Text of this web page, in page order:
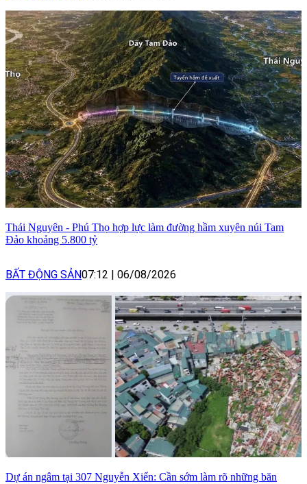
Thái Nguyên - Phú Thọ hợp lực làm đường hầm xuyên núi Tam
Đảo khoảng 5.800 tỷ
BẤT ĐỘNG SẢN07:12 | 06/08/2026
Dự án ngâm tại 307 Nguyễn Xiển: Cần sớm làm rõ những băn